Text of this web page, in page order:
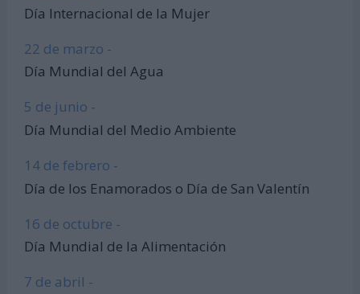
Día Internacional de la Mujer
22 de marzo -
Día Mundial del Agua
5 de junio -
Día Mundial del Medio Ambiente
14 de febrero -
Día de los Enamorados o Día de San Valentín
16 de octubre -
Día Mundial de la Alimentación
7 de abril -